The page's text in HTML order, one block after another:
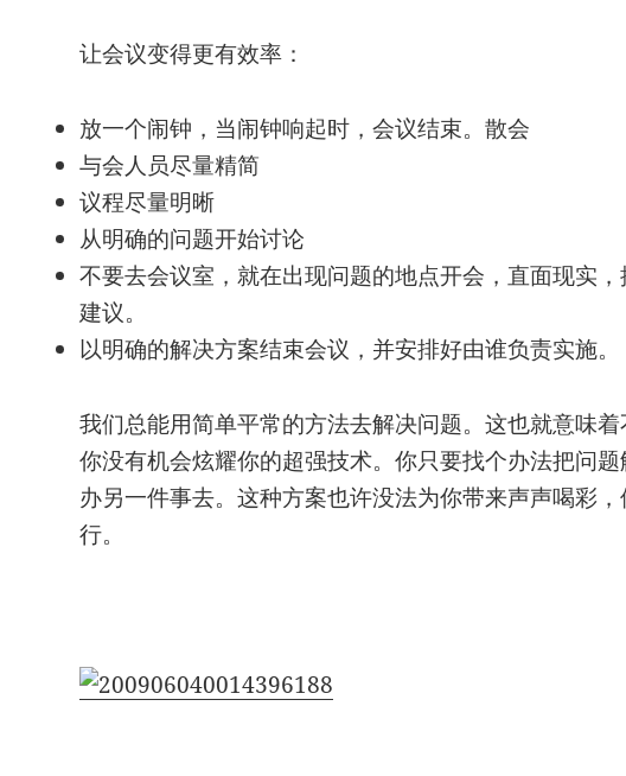
让会议变得更有效率：
放一个闹钟，当闹钟响起时，会议结束。散会
与会人员尽量精简
议程尽量明晰
从明确的问题开始讨论
不要去会议室，就在出现问题的地点开会，直面现实
建议。
以明确的解决方案结束会议，并安排好由谁负责实施。
我们总能用简单平常的方法去解决问题。这也就意味着
你没有机会炫耀你的超强技术。你只要找个办法把问
办另一件事去。这种方案也许没法为你带来声声喝彩
行。